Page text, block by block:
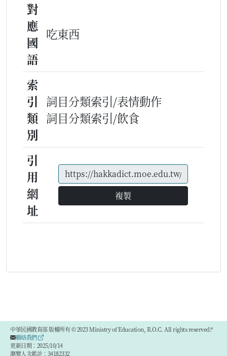
對
應
國
語
吃東西
索
引
類
別
詞目分類索引/表情動作
詞目分類索引/飲食
引
用
網
址
複製
中華民國教育部 版權所有 © 2023 Ministry of Education, R.O.C. All rights reserved.®
聯絡我們
更新日期：2025/10/14
瀏覽人次累計：34182332